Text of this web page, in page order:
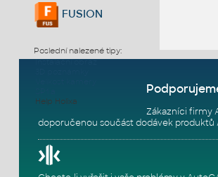
FUSION
Poslední nalezené tipy:
Instalační obraz
Help Holixa
Zákazníci firmy
doporučenou součást dodávek produktů